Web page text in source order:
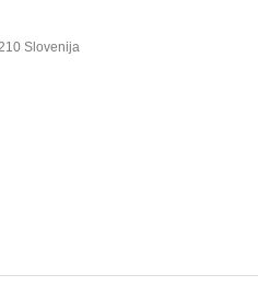
Slovenija